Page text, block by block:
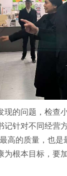
现的问题，检查
记针对不同经营
高的质量，也
为根本目标，要